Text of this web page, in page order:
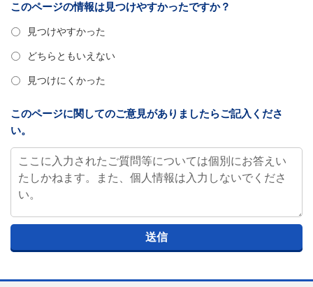
このページの情報は見つけやすかったですか？
見つけやすかった
どちらともいえない
見つけにくかった
このページに関してのご意見がありましたらご記入くださ
い。